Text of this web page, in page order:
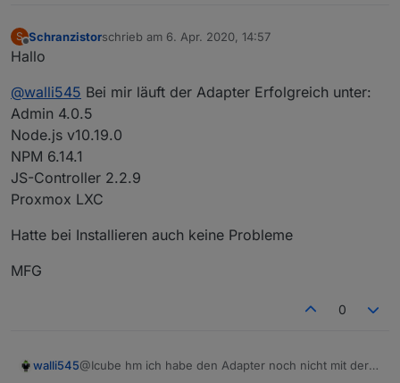
S
Offline
Schranzistorschrieb am 6. Apr. 2020, 14:57
zuletzt editiert von
Hallo
@walli545 Bei mir läuft der Adapter Erfolgreich unter:
Admin 4.0.5
Node.js v10.19.0
NPM 6.14.1
JS-Controller 2.2.9
Proxmox LXC
Hatte bei Installieren auch keine Probleme
MFG
0
walli545@Icube hm ich habe den Adapter noch nicht mit der